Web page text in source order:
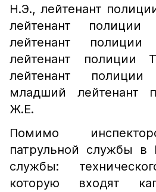
Н.Э., лейтенант
лейтенант
лейтенант
лейтенант полиции
лейтенант
младший лейтенант
Ж.Е.
Помимо
патрульной службы
службы:
которую входят